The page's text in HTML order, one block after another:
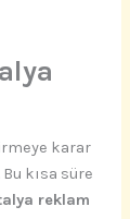
karar
kısa süre
reklam